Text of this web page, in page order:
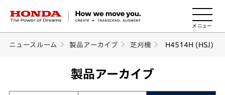
HONDA The Power of Dreams
ニュースルーム 製品アーカイブ 芝刈機 H4514H (HSJ)
製品アーカイブ